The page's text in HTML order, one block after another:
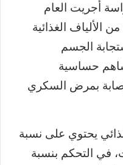
أجريت العام
4 جرامات من الألياف الغذائية
الجسم
حساسية
بمرض السكري
يحتوي على نسبة
في التحكم بنسبة